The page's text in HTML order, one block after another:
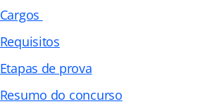
Cargos
Requisitos
Etapas de prova
Resumo do concurso